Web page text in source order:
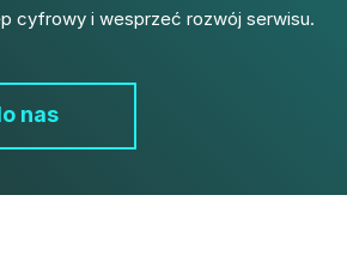
cyfrowy i wesprzeć rozwój serwisu.
nas